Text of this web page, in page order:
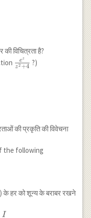
विचित्रता है?
\frac{e^z}
z2 +4
ez
?)
की प्रकृति की विवेचना
the following
के हर को शून्य के बराबर रखने
I